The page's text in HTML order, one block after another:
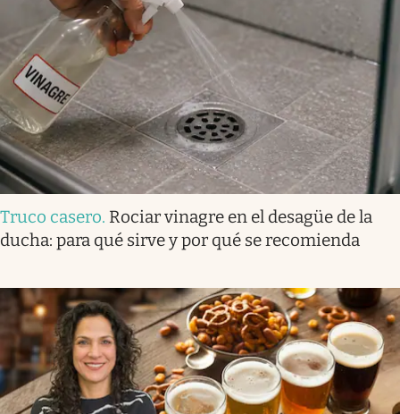
Truco casero. Rociar vinagre en el desagüe de la
ducha: para qué sirve y por qué se recomienda